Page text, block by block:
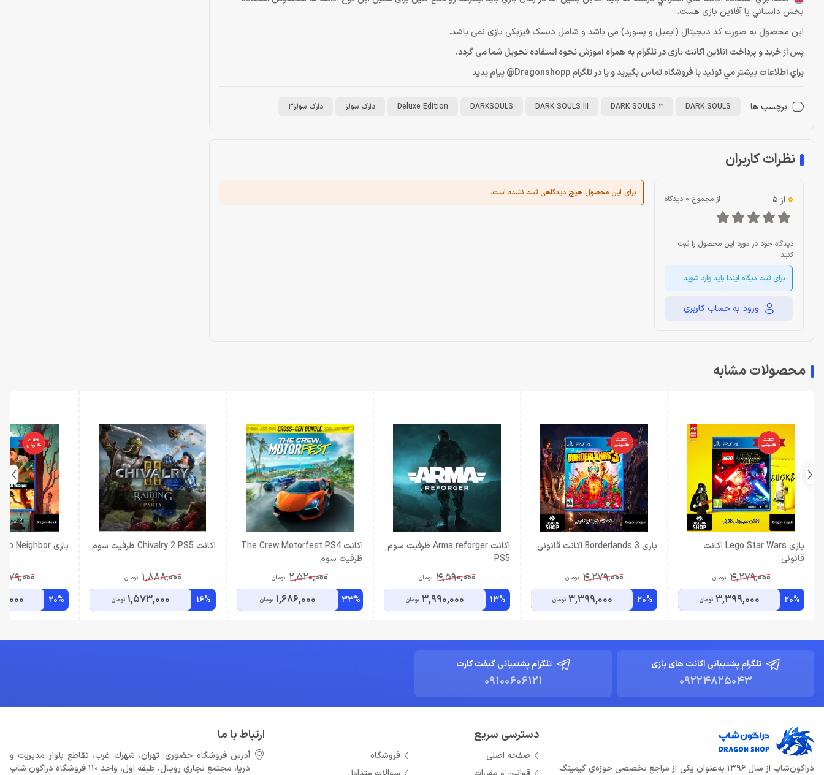
بخش داستاني يا آفلاين بازي هست.
این محصول به صورت کد دیجیتال (ایمیل و پسورد) می باشد و شامل دیسک فیزیکی بازی نمی باشد.
پس از خرید و پرداخت آنلاین اکانت بازی در تلگرام به همراه آموزش نحوه استفاده تحویل شما می گردد.
براي اطلاعات بيشتر مي تونيد با فروشگاه تماس بگيريد و يا در تلگرام Dragonshopp@ پيام بديد
برچسب ها DARK SOULS
DARK SOULS 3
DARK SOULS III
DARKSOULS
Deluxe Edition دارک سولز دارک سولز3
نظرات کاربران
0 از 5 از مجموع 0 دیدگاه
دیدگاه خود در مورد این محصول را ثبت
کنید
برای ثبت دیگاه ایندا باید وارد شوید
ورود به حساب کاربری
برای این محصول هیچ دیدگاهی ثبت نشده است.
محصولات مشابه
بازی Lego Star Wars اکانت
قانونی
4,279,000 تومان
20%
3,399,000 تومان
بازی Borderlands 3 اکانت قانونی
4,279,000 تومان
20%
3,399,000 تومان
اكانت Arma reforger ظرفيت سوم
PS5
4,590,000 تومان
13%
3,990,000 تومان
اکانت The Crew Motorfest PS4
ظرفیت سوم
2,520,000 تومان
33%
1,686,000 تومان
اکانت Chivalry 2 PS5 ظرفیت سوم
1,888,000 تومان
16%
1,573,000 تومان
بازی Hello Neighbor اکانت قانونی
20%
تلگرام پشتیبانی اکانت های بازی
09224825043
تلگرام پشتیبانی گیفت کارت
09100606121
دراگون‌شاپ از سال 1396 به‌عنوان یکی از مراجع تخصصی حوزه‌ی گیمینگ
دسترسی سریع
صفحه اصلی
فروشگاه
ارتباط با ما
آدرس فروشگاه حضوری: تهران، شهرك غرب، تقاطع بلوار مدیریت و
دريا، مجتمع تجارى رويـال، طبقه اول، واحد 110 فروشگاه دراگون شاپ